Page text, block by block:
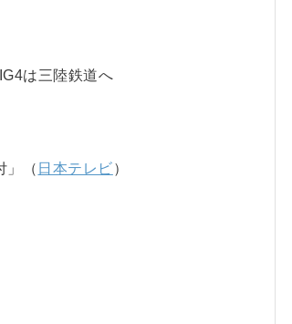
は三陸鉄道へ
」（ 日本テレビ）